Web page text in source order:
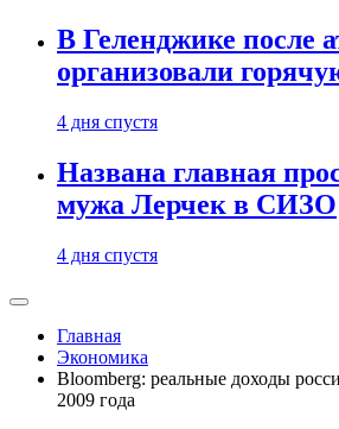
В Геленджике после
организовали
4 дня спустя
Названа главная
мужа Лерчек в СИЗО
4 дня спустя
Главная
Экономика
Bloomberg: реальные доходы
2009 года